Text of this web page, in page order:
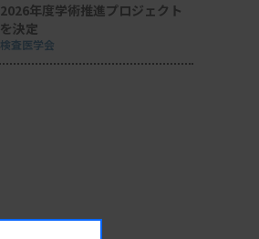
2026年度学術推進プロジェクト
を決定
検査医学会